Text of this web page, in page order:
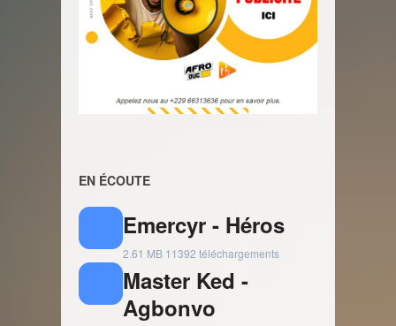
EN ÉCOUTE
Emercyr - Héros
2.61 MB 11392 téléchargements
Master Ked -
Agbonvo